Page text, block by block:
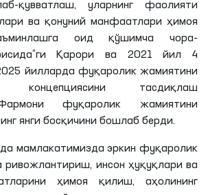
ва қонуний манфаатлари ҳимоя
оид қўшимча чора-
гиҚарори ва 2021 йил 4
йилларда фуқаролик жамиятини
концепциясини тасдиқлаш
фуқаролик жамиятини
янги босқичини бошлаб берди.
ривожлантириш, инсон ҳуқуқлари ва
ҳимоя қилиш, аҳолининг
ва ҳуқуқий онгини ошириш, давлат